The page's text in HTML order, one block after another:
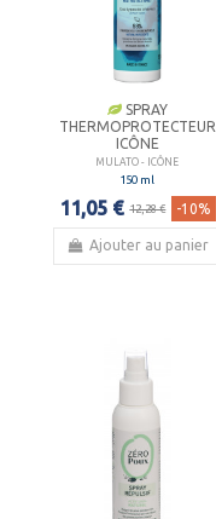
SPRAY
THERMOPROTECTEUR
ICÔNE
MULATO - ICÔNE
150 ml
11,05 € 12,28 € -10%
Ajouter au panier